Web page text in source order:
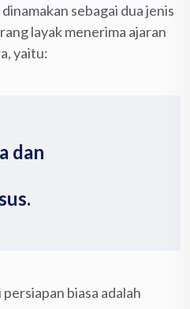
sebagai dua jenis
layak menerima ajaran
yaitu:
dan
biasa adalah